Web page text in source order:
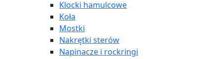
Klocki hamulcowe
Koła
Mostki
Nakrętki sterów
Napinacze i rockringi